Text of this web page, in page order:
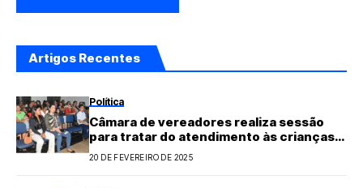
Artigos Recentes
Política
Câmara de vereadores realiza sessão
para tratar do atendimento às crianças
especiais de Fortaleza dos Nogueiras
20 DE FEVEREIRO DE 2025